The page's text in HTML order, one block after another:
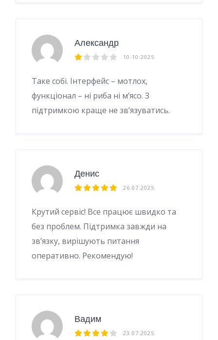
Александр
10.10.2025
Таке собі. Інтерфейс – мотлох,
функціонал – ні риба ні м’ясо. З
підтримкою краще не зв’язуватись.
Денис
26.07.2025
Крутий сервіс! Все працює швидко та
без проблем. Підтримка завжди на
зв’язку, вирішують питання
оперативно. Рекомендую!
Вадим
23.07.2025